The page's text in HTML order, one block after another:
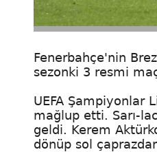
Fenerbahçe'nin
sezonki 3 resmi
UEFA Şampiyonlar
mağlup etti. Sarı-
geldi. Kerem
dönüp sol